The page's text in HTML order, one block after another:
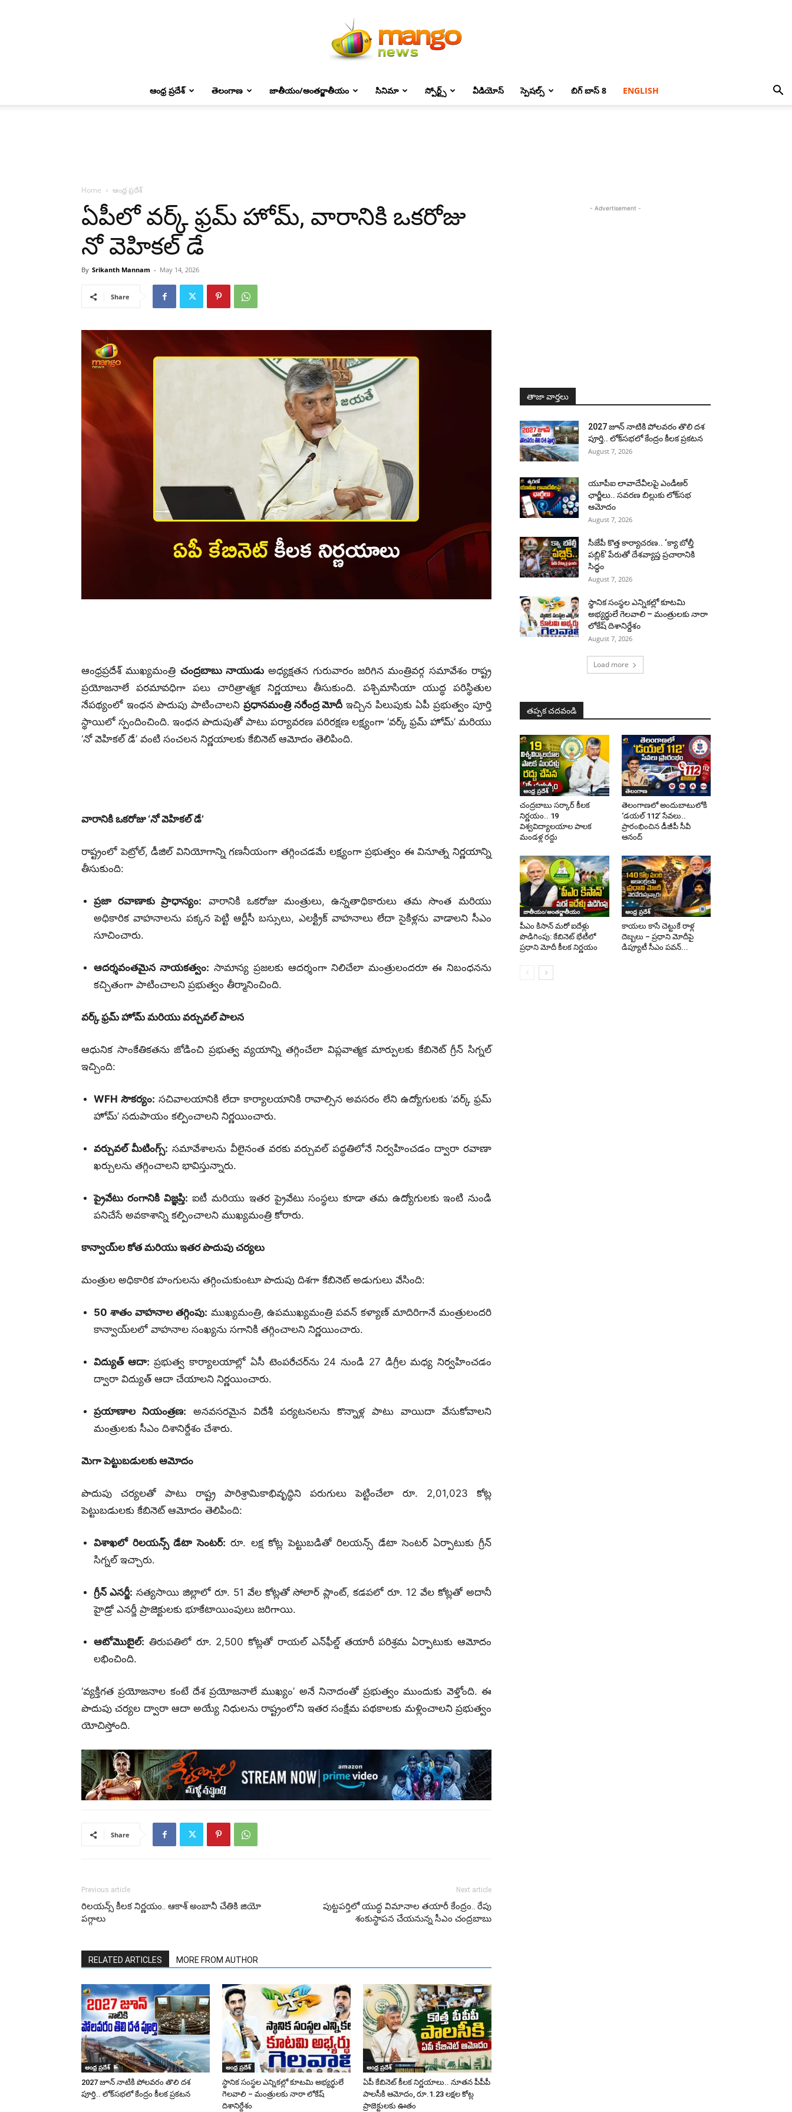
ఆంధ్ర ప్రదేశ్ తెలంగాణ జాతీయం/అంతర్జాతీయం సినిమా స్పోర్ట్స్ వీడియోస్ స్పెషల్స్ బిగ్ బాస్ 8 ENGLISH
Home ఆంధ్ర ప్రదేశ్
ఏపీలో వర్క్ ఫ్రమ్ హోమ్, వారానికి ఒకరోజు
నో వెహికల్ డే
By Srikanth Mannam - May 14, 2026
Share
ఆంధ్రప్రదేశ్ ముఖ్యమంత్రి చంద్రబాబు నాయుడు అధ్యక్షతన గురువారం జరిగిన మంత్రివర్గ సమావేశం రాష్ట్ర
ప్రయోజనాలే పరమావధిగా పలు చారిత్రాత్మక నిర్ణయాలు తీసుకుంది. పశ్చిమాసియా యుద్ధ పరిస్థితుల
నేపథ్యంలో ఇంధన పొదుపు పాటించాలని ప్రధానమంత్రి నరేంద్ర మోదీ ఇచ్చిన పిలుపుకు ఏపీ ప్రభుత్వం పూర్తి
స్థాయిలో స్పందించింది. ఇంధన పొదుపుతో పాటు పర్యావరణ పరిరక్షణ లక్ష్యంగా ‘వర్క్ ఫ్రమ్ హోమ్’ మరియు
‘నో వెహికల్ డే’ వంటి సంచలన నిర్ణయాలకు కేబినెట్ ఆమోదం తెలిపింది.
వారానికి ఒకరోజు ‘నో వెహికల్ డే’
రాష్ట్రంలో పెట్రోల్, డీజిల్ వినియోగాన్ని గణనీయంగా తగ్గించడమే లక్ష్యంగా ప్రభుత్వం ఈ వినూత్న నిర్ణయాన్ని
తీసుకుంది:
ప్రజా రవాణాకు ప్రాధాన్యం: వారానికి ఒకరోజు మంత్రులు, ఉన్నతాధికారులు తమ సొంత మరియు
అధికారిక వాహనాలను పక్కన పెట్టి ఆర్టీసీ బస్సులు, ఎలక్ట్రిక్ వాహనాలు లేదా సైకిళ్లను వాడాలని సీఎం
సూచించారు.
ఆదర్శవంతమైన నాయకత్వం: సామాన్య ప్రజలకు ఆదర్శంగా నిలిచేలా మంత్రులందరూ ఈ నిబంధనను
కచ్చితంగా పాటించాలని ప్రభుత్వం తీర్మానించింది.
వర్క్ ఫ్రమ్ హోమ్ మరియు వర్చువల్ పాలన
ఆధునిక సాంకేతికతను జోడించి ప్రభుత్వ వ్యయాన్ని తగ్గించేలా విప్లవాత్మక మార్పులకు కేబినెట్ గ్రీన్ సిగ్నల్
ఇచ్చింది:
WFH సౌకర్యం: సచివాలయానికి లేదా కార్యాలయానికి రావాల్సిన అవసరం లేని ఉద్యోగులకు ‘వర్క్ ఫ్రమ్
హోమ్’ సదుపాయం కల్పించాలని నిర్ణయించారు.
వర్చువల్ మీటింగ్స్: సమావేశాలను వీలైనంత వరకు వర్చువల్ పద్ధతిలోనే నిర్వహించడం ద్వారా రవాణా
ఖర్చులను తగ్గించాలని భావిస్తున్నారు.
ప్రైవేటు రంగానికి విజ్ఞప్తి: ఐటీ మరియు ఇతర ప్రైవేటు సంస్థలు కూడా తమ ఉద్యోగులకు ఇంటి నుండి
పనిచేసే అవకాశాన్ని కల్పించాలని ముఖ్యమంత్రి కోరారు.
కాన్వాయ్‌ల కోత మరియు ఇతర పొదుపు చర్యలు
మంత్రుల అధికారిక హంగులను తగ్గించుకుంటూ పొదుపు దిశగా కేబినెట్ అడుగులు వేసింది:
50 శాతం వాహనాల తగ్గింపు: ముఖ్యమంత్రి, ఉపముఖ్యమంత్రి పవన్ కళ్యాణ్ మాదిరిగానే మంత్రులందరి
కాన్వాయ్‌లలో వాహనాల సంఖ్యను సగానికి తగ్గించాలని నిర్ణయించారు.
విద్యుత్ ఆదా: ప్రభుత్వ కార్యాలయాల్లో ఏసీ టెంపరేచర్‌ను 24 నుండి 27 డిగ్రీల మధ్య నిర్వహించడం
ద్వారా విద్యుత్ ఆదా చేయాలని నిర్ణయించారు.
ప్రయాణాల నియంత్రణ: అనవసరమైన విదేశీ పర్యటనలను కొన్నాళ్ల పాటు వాయిదా వేసుకోవాలని
మంత్రులకు సీఎం దిశానిర్దేశం చేశారు.
మెగా పెట్టుబడులకు ఆమోదం
పొదుపు చర్యలతో పాటు రాష్ట్ర పారిశ్రామికాభివృద్ధిని పరుగులు పెట్టించేలా రూ. 2,01,023 కోట్ల
పెట్టుబడులకు కేబినెట్ ఆమోదం తెలిపింది:
విశాఖలో రిలయన్స్ డేటా సెంటర్: రూ. లక్ష కోట్ల పెట్టుబడితో రిలయన్స్ డేటా సెంటర్ ఏర్పాటుకు గ్రీన్
సిగ్నల్ ఇచ్చారు.
గ్రీన్ ఎనర్జీ: సత్యసాయి జిల్లాలో రూ. 51 వేల కోట్లతో సోలార్ ప్లాంట్, కడపలో రూ. 12 వేల కోట్లతో అదానీ
హైడ్రో ఎనర్జీ ప్రాజెక్టులకు భూకేటాయింపులు జరిగాయి.
ఆటోమొబైల్: తిరుపతిలో రూ. 2,500 కోట్లతో రాయల్ ఎన్‌ఫీల్డ్ తయారీ పరిశ్రమ ఏర్పాటుకు ఆమోదం
లభించింది.
‘వ్యక్తిగత ప్రయోజనాల కంటే దేశ ప్రయోజనాలే ముఖ్యం’ అనే నినాదంతో ప్రభుత్వం ముందుకు వెళ్తోంది. ఈ
పొదుపు చర్యల ద్వారా ఆదా అయ్యే నిధులను రాష్ట్రంలోని ఇతర సంక్షేమ పథకాలకు మళ్లించాలని ప్రభుత్వం
యోచిస్తోంది.
Share
Previous article
రిలయన్స్ కీలక నిర్ణయం.. ఆకాశ్ అంబానీ చేతికి జియో
పగ్గాలు
Next article
పుట్టపర్తిలో యుద్ధ విమానాల తయారీ కేంద్రం.. రేపు
శంకుస్థాపన చేయనున్న సీఎం చంద్రబాబు
RELATED ARTICLES MORE FROM AUTHOR
ఆంధ్ర ప్రదేశ్
2027 జూన్ నాటికి పోలవరం తొలి దశ
పూర్తి.. లోక్‌సభలో కేంద్రం కీలక ప్రకటన
ఆంధ్ర ప్రదేశ్
స్థానిక సంస్థల ఎన్నికల్లో కూటమి అభ్యర్థులే
గెలవాలి – మంత్రులకు నారా లోకేష్
దిశానిర్దేశం
ఆంధ్ర ప్రదేశ్
ఏపీ కేబినెట్ కీలక నిర్ణయాలు.. నూతన పీపీపీ
పాలసీకి ఆమోదం, రూ.1.23 లక్షల కోట్ల
ప్రాజెక్టులకు ఊతం
- Advertisement -
తాజా వార్తలు
2027 జూన్ నాటికి పోలవరం తొలి దశ
పూర్తి.. లోక్‌సభలో కేంద్రం కీలక ప్రకటన
August 7, 2026
యూపీఐ లావాదేవీలపై ఎండీఆర్
ఛార్జీలు.. సవరణ బిల్లుకు లోక్‌సభ
ఆమోదం
August 7, 2026
సీజేపీ కొత్త కార్యాచరణ.. ‘క్యా బోల్తీ
పబ్లిక్’ పేరుతో దేశవ్యాప్త ప్రచారానికి
సిద్ధం
August 7, 2026
స్థానిక సంస్థల ఎన్నికల్లో కూటమి
అభ్యర్థులే గెలవాలి – మంత్రులకు నారా
లోకేష్ దిశానిర్దేశం
August 7, 2026
Load more
తప్పక చదవండి
ఆంధ్ర ప్రదేశ్
చంద్రబాబు సర్కార్ కీలక
నిర్ణయం.. 19
విశ్వవిద్యాలయాల పాలక
మండళ్ల రద్దు
తెలంగాణ
తెలంగాణలో అందుబాటులోకి
‘డయల్ 112’ సేవలు..
ప్రారంభించిన డీజీపీ సీవీ
ఆనంద్
జాతీయం/అంతర్జాతీయం
పీఎం కిసాన్ మరో ఐదేళ్లు
పొడిగింపు: కేబినెట్ భేటీలో
ప్రధాని మోదీ కీలక నిర్ణయం
ఆంధ్ర ప్రదేశ్
కాయలు కాసే చెట్టుకే రాళ్ల
దెబ్బలు – ప్రధాని మోదీపై
డిప్యూటీ సీఎం పవన్...